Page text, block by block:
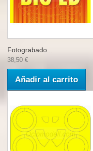
Fotograbado...
38,50 €
Añadir al carrito